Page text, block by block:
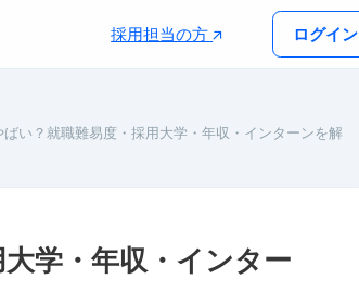
採用担当の方 ログイン
ばい？就職難易度・採用大学・年収・インターンを解
学・年収・インター